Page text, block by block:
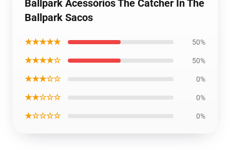
Ballpark Acessórios The Catcher In The
Ballpark Sacos
★★★★★ 50%
★★★★☆ 50%
★★★☆☆ 0%
★★☆☆☆ 0%
★☆☆☆☆ 0%